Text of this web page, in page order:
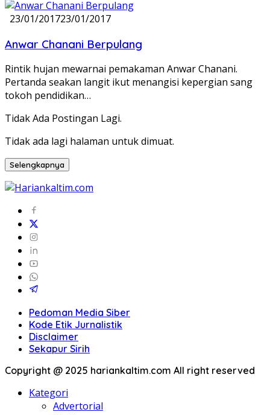
23/01/201723/01/2017
Anwar Chanani Berpulang
Rintik hujan mewarnai pemakaman Anwar Chanani.
Pertanda seakan langit ikut menangisi kepergian sang
tokoh pendidikan…
Tidak Ada Postingan Lagi.
Tidak ada lagi halaman untuk dimuat.
Selengkapnya
Pedoman Media Siber
Kode Etik Jurnalistik
Disclaimer
Sekapur Sirih
Copyright @ 2025 hariankaltim.com All right reserved
Kategori
Advertorial